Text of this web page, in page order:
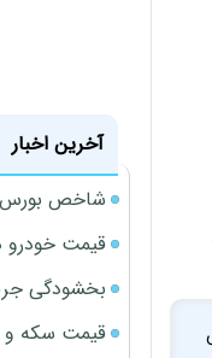
آخرین اخبار
شاخص بورس
قیمت خودرو
بخشودگی
قیمت سکه و طلا